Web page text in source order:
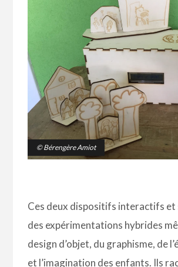
© Bérengère Amiot
Ces deux dispositifs interactifs et
des expérimentations hybrides
design d’objet, du graphisme, de
et l’imagination des enfants. Ils